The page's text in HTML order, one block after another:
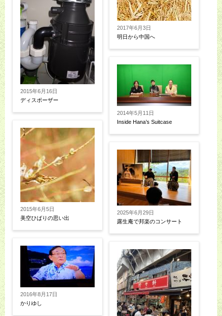
2015年6月16日
ディスポーザー
2015年6月5日
美空ひばりの思い出
2016年8月17日
かりゆし
2017年6月3日
明日から中国へ
2014年5月11日
Inside Hana’s Suitcase
2025年6月29日
露生庵で邦楽のコンサート